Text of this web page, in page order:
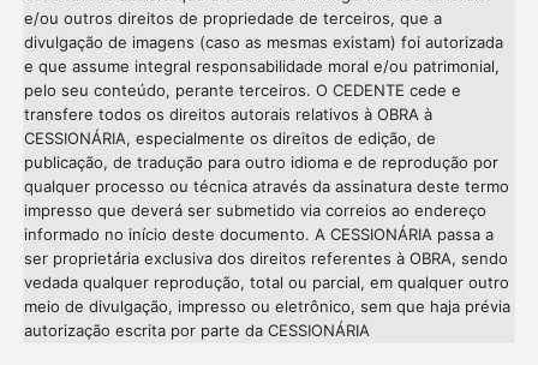
e/ou outros direitos de propriedade de terceiros, que a
divulgação de imagens (caso as mesmas existam) foi autorizada
e que assume integral responsabilidade moral e/ou patrimonial,
pelo seu conteúdo, perante terceiros. O CEDENTE cede e
transfere todos os direitos autorais relativos à OBRA à
CESSIONÁRIA, especialmente os direitos de edição, de
publicação, de tradução para outro idioma e de reprodução por
qualquer processo ou técnica através da assinatura deste termo
impresso que deverá ser submetido via correios ao endereço
informado no início deste documento. A CESSIONÁRIA passa a
ser proprietária exclusiva dos direitos referentes à OBRA, sendo
vedada qualquer reprodução, total ou parcial, em qualquer outro
meio de divulgação, impresso ou eletrônico, sem que haja prévia
autorização escrita por parte da CESSIONÁRIA
Intro